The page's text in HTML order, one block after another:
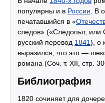
популярны и в России . В
печатавшийся в «
следов» («Следопыт, или
русский перевод 1841), о
выразился, что это —
романа (Соч. т. XII, стр.
Библиография
1820 сочиняет для